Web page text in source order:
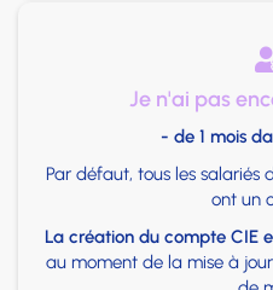
Je n'ai pas
- de 1 mois
Par défaut, tous les salariés
ont un
La création du compte CIE
au moment de la mise à